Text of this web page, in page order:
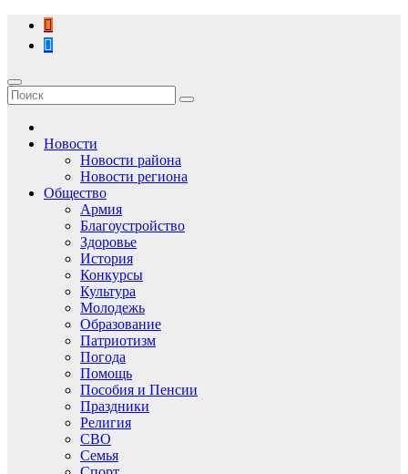
Перейти
содержимому
Новости
Новости района
Новости региона
Общество
Армия
Благоустройство
Здоровье
История
Конкурсы
Культура
Молодежь
Образование
Патриотизм
Погода
Помощь
Пособия и Пенсии
Праздники
Религия
СВО
Семья